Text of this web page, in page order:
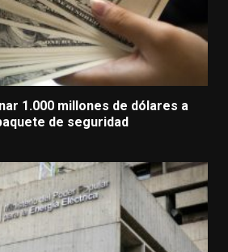
1.000 millones de dólares a
de seguridad